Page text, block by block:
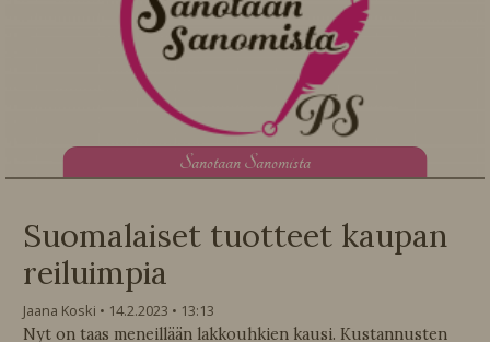
Sanotaan Sanomista
Suomalaiset tuotteet kaupan
reiluimpia
Jaana Koski 14.2.2023
13:13
Nyt on taas meneillään lakkouhkien kausi. Kustannusten